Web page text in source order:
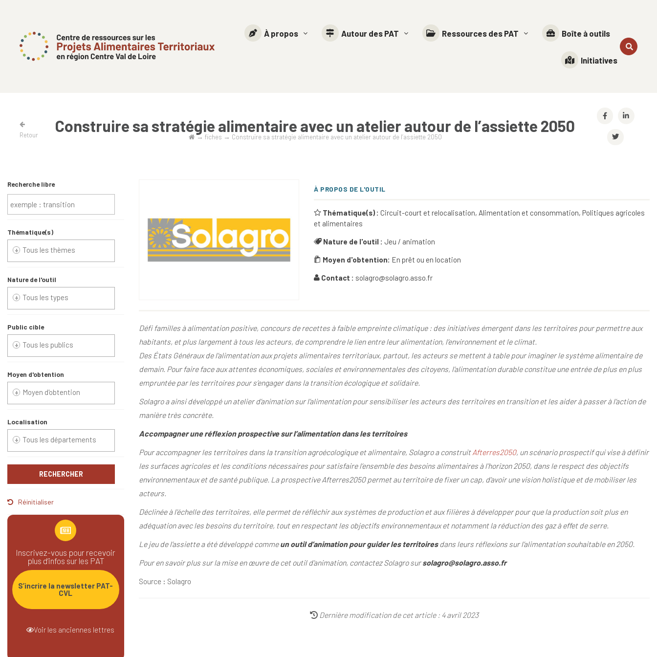
À propos Autour des PAT Ressources des PAT Boîte à outils
Initiatives
Retour Construire sa stratégie alimentaire avec un atelier autour de l’assiette 2050
→ fiches → Construire sa stratégie alimentaire avec un atelier autour de l’assiette 2050
À PROPOS DE L'OUTIL
Thématique(s) :Circuit-court et relocalisation, Alimentation et consommation, Politiques agricoles
et alimentaires
Nature de l'outil : Jeu / animation
Moyen d'obtention: En prêt ou en location
Contact : solagro@solagro.asso.fr
Défi familles à alimentation positive, concours de recettes à faible empreinte climatique : des initiatives émergent dans les territoires pour permettre aux
habitants, et plus largement à tous les acteurs, de comprendre le lien entre leur alimentation, l’environnement et le climat.
Des États Généraux de l’alimentation aux projets alimentaires territoriaux, partout, les acteurs se mettent à table pour imaginer le système alimentaire de
demain. Pour faire face aux attentes économiques, sociales et environnementales des citoyens, l’alimentation durable constitue une entrée de plus en plus
empruntée par les territoires pour s’engager dans la transition écologique et solidaire.
Solagro a ainsi développé un atelier d’animation sur l’alimentation pour sensibiliser les acteurs des territoires en transition et les aider à passer à l’action de
manière très concrète.
Accompagner une réflexion prospective sur l’alimentation dans les territoires
Pour accompagner les territoires dans la transition agroécologique et alimentaire, Solagro a construitAfterres2050, un scénario prospectif qui vise à définir
les surfaces agricoles et les conditions nécessaires pour satisfaire l’ensemble des besoins alimentaires à l’horizon 2050, dans le respect des objectifs
environnementaux et de santé publique. La prospective Afterres2050 permet au territoire de fixer un cap, d’avoir une vision holistique et de mobiliser les
acteurs.
Déclinée à l’échelle des territoires, elle permet de réfléchir aux systèmes de production et aux filières à développer pour que la production soit plus en
adéquation avec les besoins du territoire, tout en respectant les objectifs environnementaux et notamment la réduction des gaz à effet de serre.
Le jeu de l’assiette a été développé commeun outil d’animation pour guider les territoiresdans leurs réflexions sur l’alimentation souhaitable en 2050.
Pour en savoir plus sur la mise en œuvre de cet outil d’animation, contactez Solagro sursolagro@solagro.asso.fr
Source : Solagro
Dernière modification de cet article : 4 avril 2023
Recherche libre
Thématique(s)
Nature de l'outil
Public cible
Moyen d'obtention
Localisation
Réinitialiser
Inscrivez-vous pour recevoir
plus d’infos sur les PAT
S’incrire la newsletter PAT-
CVL
Voir les anciennes lettres